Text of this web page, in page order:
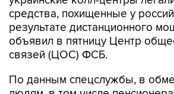
объявил в пятницу Центр
связей (ЦОС) ФСБ.
По данным спецслужбы, в
находившимся под влиянием